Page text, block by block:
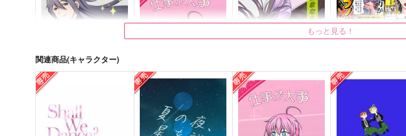
LINK WINK
moimoi
仕事が大事
つちのこ屋
ままならないふたりについて
デンキノネドコ
ヒプノシスコミケ総集編2
もっと見る！
関連商品(キャラクター)